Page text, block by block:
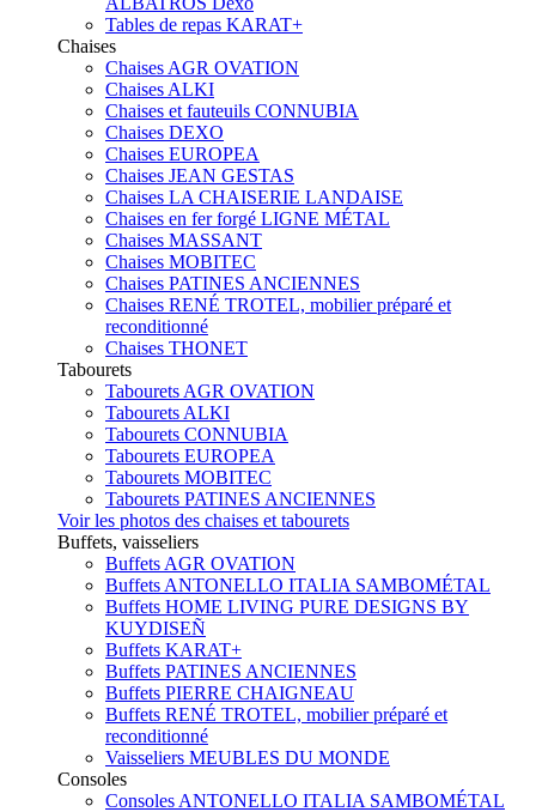
Tables de repas KARAT+
Chaises
Chaises AGR OVATION
Chaises ALKI
Chaises et fauteuils CONNUBIA
Chaises DEXO
Chaises EUROPEA
Chaises JEAN GESTAS
Chaises LA CHAISERIE LANDAISE
Chaises en fer forgé LIGNE MÉTAL
Chaises MASSANT
Chaises MOBITEC
Chaises PATINES ANCIENNES
Chaises RENÉ TROTEL, mobilier préparé et
reconditionné
Chaises THONET
Tabourets
Tabourets AGR OVATION
Tabourets ALKI
Tabourets CONNUBIA
Tabourets EUROPEA
Tabourets MOBITEC
Tabourets PATINES ANCIENNES
Voir les photos des chaises et tabourets
Buffets, vaisseliers
Buffets AGR OVATION
Buffets ANTONELLO ITALIA SAMBOMÉTAL
Buffets HOME LIVING PURE DESIGNS BY
KUYDISEÑ
Buffets KARAT+
Buffets PATINES ANCIENNES
Buffets PIERRE CHAIGNEAU
Buffets RENÉ TROTEL, mobilier préparé et
reconditionné
Vaisseliers MEUBLES DU MONDE
Consoles
Consoles ANTONELLO ITALIA SAMBOMÉTAL